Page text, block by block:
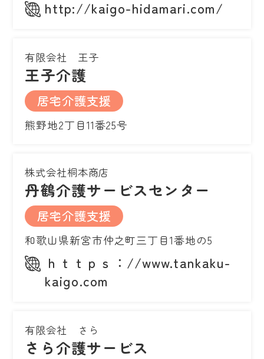
http://kaigo-hidamari.com/
有限会社 王子
王子介護
居宅介護支援
熊野地2丁目11番25号
株式会社桐本商店
丹鶴介護サービスセンター
居宅介護支援
和歌山県新宮市仲之町三丁目1番地の5
ｈｔｔｐｓ：//www.tankaku-
kaigo.com
有限会社 さら
さら介護サービス